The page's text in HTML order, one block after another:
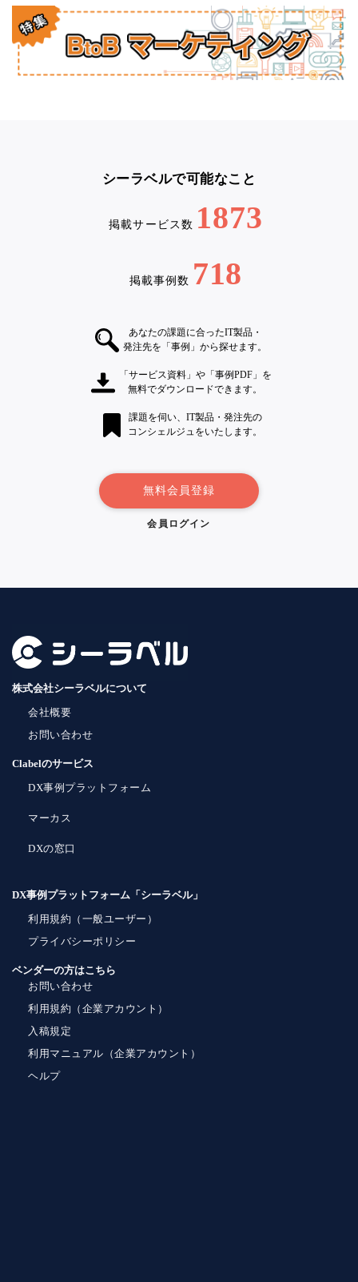
シーラベルで可能なこと
掲載サービス数 1873
掲載事例数 718
あなたの課題に合ったIT製品・
発注先を「事例」から探せます。
「サービス資料」や「事例PDF」を
無料でダウンロードできます。
課題を伺い、IT製品・発注先の
コンシェルジュをいたします。
無料会員登録
会員ログイン
株式会社シーラベルについて
会社概要
お問い合わせ
Clabelのサービス
DX事例プラットフォーム
マーカス
DXの窓口
DX事例プラットフォーム「シーラベル」
利用規約（一般ユーザー）
プライバシーポリシー
ベンダーの方はこちら
お問い合わせ
利用規約（企業アカウント）
入稿規定
利用マニュアル（企業アカウント）
ヘルプ